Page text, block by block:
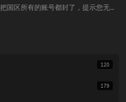
惊闻Adobe Behance把国区所有的账号都封了，提示您无权访问本产品，下面我来告诉大家如何做，找回你的作品！找回behance账号，恢复behance老账号数据。
120
179